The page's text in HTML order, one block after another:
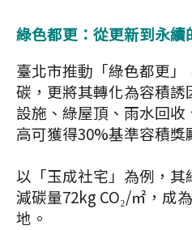
綠色都更：從更新到永續
臺北市推動「綠色都更
碳，更將其轉化為容積
設施、綠屋頂、雨水回
高可獲得30%基準容積獎
以「玉成社宅」為例，
減碳量72kg CO₂/㎡，成
地。